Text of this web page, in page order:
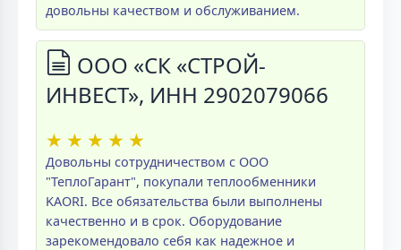
довольны качеством и обслуживанием.
ООО «СК «СТРОЙ-
ИНВЕСТ», ИНН 2902079066
★ ★ ★ ★ ★
Довольны сотрудничеством с ООО
"ТеплоГарант", покупали теплообменники
KAORI. Все обязательства были выполнены
качественно и в срок. Оборудование
зарекомендовало себя как надежное и